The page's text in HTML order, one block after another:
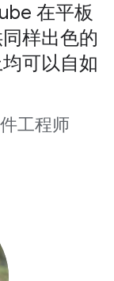
在平板
样出色的
可以自如
工程师